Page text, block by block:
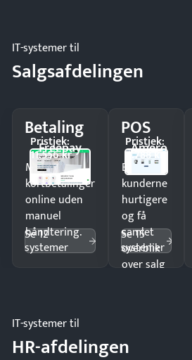
IT-systemer til
Salgsafdelingen
Betaling
Freepay
Pristjek:
11.556 kr
Modtag
kortbetalinger
online uden
manuel
håndtering.
Se 12
systemer
POS
Amero
Pristjek:
4.788 kr
Ekspedér
kunderne
hurtigere
og få
samlet
overblik
over salg
Se 15
systemer
IT-systemer til
HR-afdelingen